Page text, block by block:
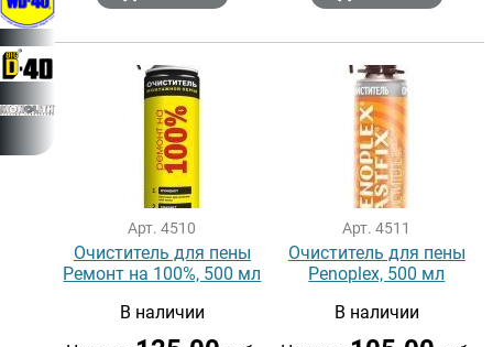
Арт. 4510
Очиститель для пены
Ремонт на 100%, 500 мл
В наличии
Арт. 4511
Очиститель для пены
Penoplex, 500 мл
В наличии